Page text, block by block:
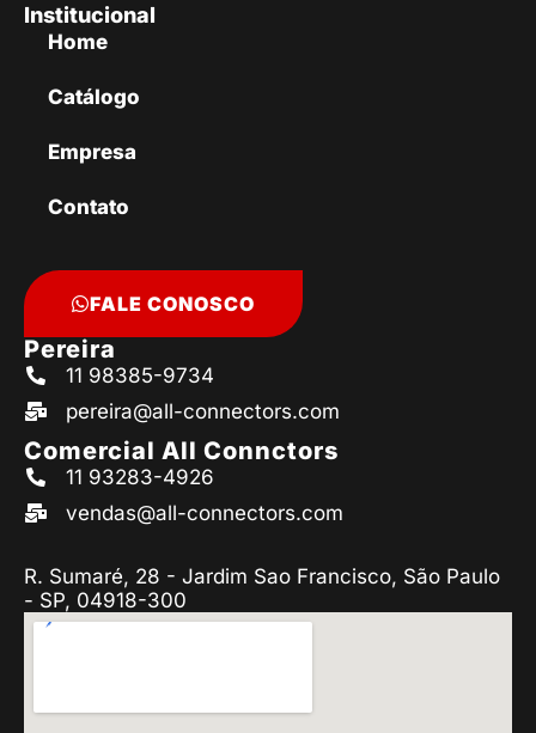
Institucional
Home
Catálogo
Empresa
Contato
FALE CONOSCO
Pereira
11 98385-9734
pereira@all-connectors.com
Comercial All Connctors
11 93283-4926
vendas@all-connectors.com
R. Sumaré, 28 - Jardim Sao Francisco, São Paulo
- SP, 04918-300